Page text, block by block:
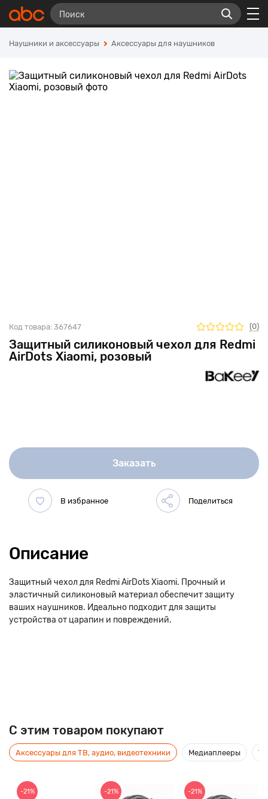
Наушники и аксессуары Аксессуары для наушников
Защитный силиконовый чехол для Redmi
AirDots Xiaomi, розовый
Код товара: 367647 (0)
Заказать
Описание
Защитный чехол для Redmi AirDots Xiaomi. Прочный и
эластичный силиконовый материал обеспечит защиту
ваших наушников. Идеально подходит для защиты
устройства от царапин и повреждений.
C этим товаром покупают
Аксессуары для ТВ, аудио, видеотехники Медиаплееры
-21% -21% -21%